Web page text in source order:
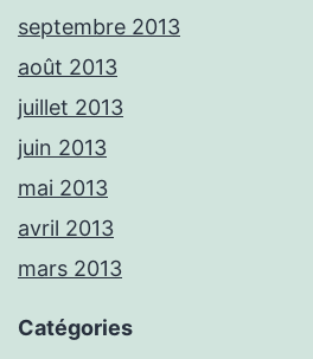
septembre 2013
août 2013
juillet 2013
juin 2013
mai 2013
avril 2013
mars 2013
Catégories